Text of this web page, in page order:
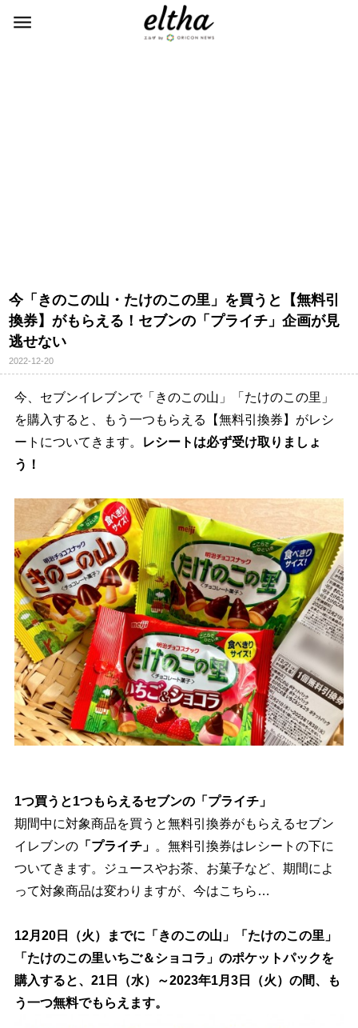
今「きのこの山・たけのこの里」を買うと【無料引
換券】がもらえる！セブンの「プライチ」企画が見
逃せない
2022-12-20
今、セブンイレブンで「きのこの山」「たけのこの里」
を購入すると、もう一つもらえる【無料引換券】がレシ
ートについてきます。
レシートは必ず受け取りましょ
う！
1つ買うと1つもらえるセブンの「プライチ」
期間中に対象商品を買うと無料引換券がもらえるセブン
イレブンの「プライチ」 。無料引換券はレシートの下に
ついてきます。ジュースやお茶、お菓子など、期間によ
って対象商品は変わりますが、今はこちら…
12月20日（火）までに「きのこの山」「たけのこの里」
「たけのこの里いちご＆ショコラ」のポケットパックを
購入すると、21日（水）～2023年1月3日（火）の間、も
う一つ無料でもらえます。